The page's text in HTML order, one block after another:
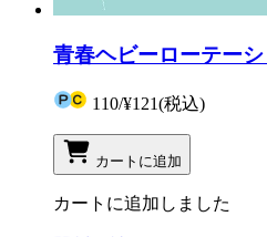
青春ヘビーローテー
110/¥121(税込)
カートに追加
カートに追加しました